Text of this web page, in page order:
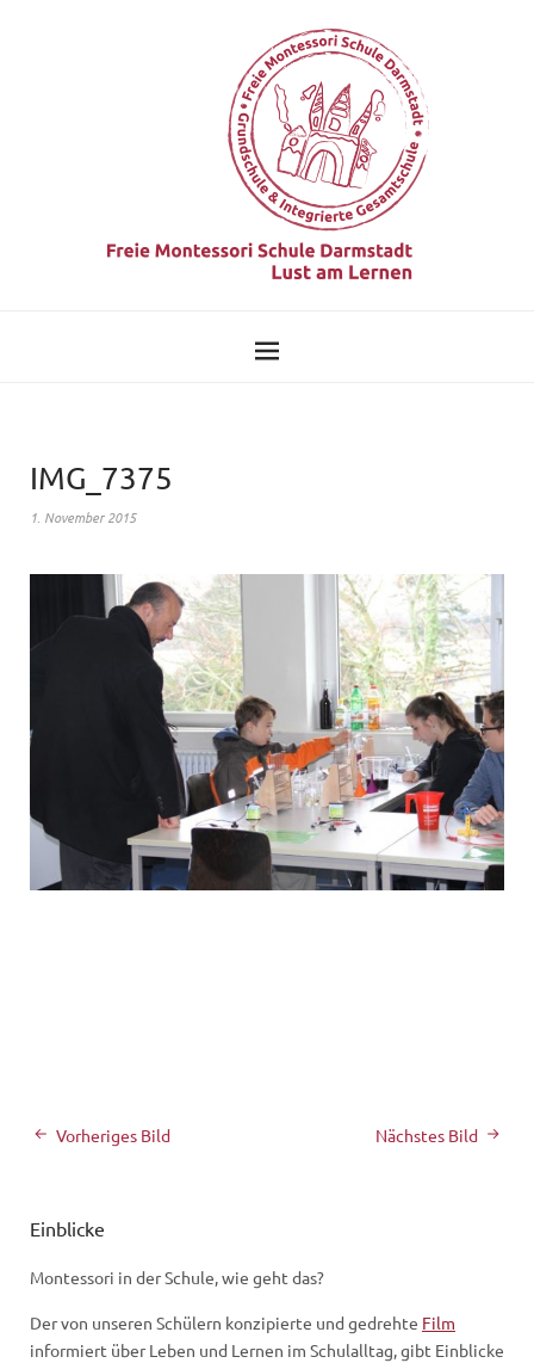
IMG_7375
1. November 2015
Nächstes Bild
Vorheriges Bild
Einblicke
Montessori in der Schule, wie geht das?
Der von unseren Schülern konzipierte und gedrehte Film
informiert über Leben und Lernen im Schulalltag, gibt Einblicke